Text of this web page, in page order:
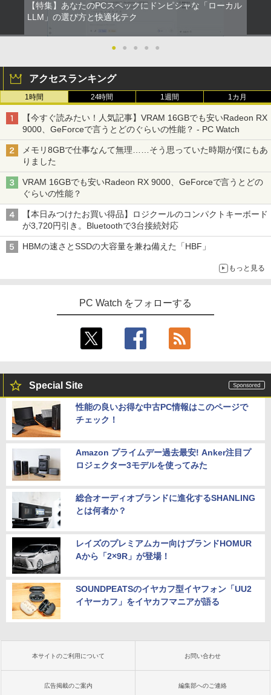
【特集】あなたのPCスペックにドンピシャな「ローカル
LLM」の選び方と快適化テク
● ● ● ● ●
アクセスランキング
1時間 24時間 1週間 1カ月
【今すぐ読みたい！人気記事】VRAM 16GBでも安いRadeon RX
9000、GeForceで言うとどのぐらいの性能？ - PC Watch
メモリ8GBで仕事なんて無理……そう思っていた時期が僕にもあ
りました
VRAM 16GBでも安いRadeon RX 9000、GeForceで言うとどの
ぐらいの性能？
【本日みつけたお買い得品】ロジクールのコンパクトキーボード
が3,720円引き。Bluetoothで3台接続対応
HBMの速さとSSDの大容量を兼ね備えた「HBF」
もっと見る
PC Watch をフォローする
Special Site
性能の良いお得な中古PC情報はこのページで
チェック！
Amazon プライムデー過去最安! Anker注目プ
ロジェクター3モデルを使ってみた
総合オーディオブランドに進化するSHANLING
とは何者か？
レイズのプレミアムカー向けブランドHOMUR
Aから「2×9R」が登場！
SOUNDPEATSのイヤカフ型イヤフォン「UU2
イヤーカフ」をイヤカフマニアが語る
本サイトのご利用について お問い合わせ
広告掲載のご案内 編集部へのご連絡